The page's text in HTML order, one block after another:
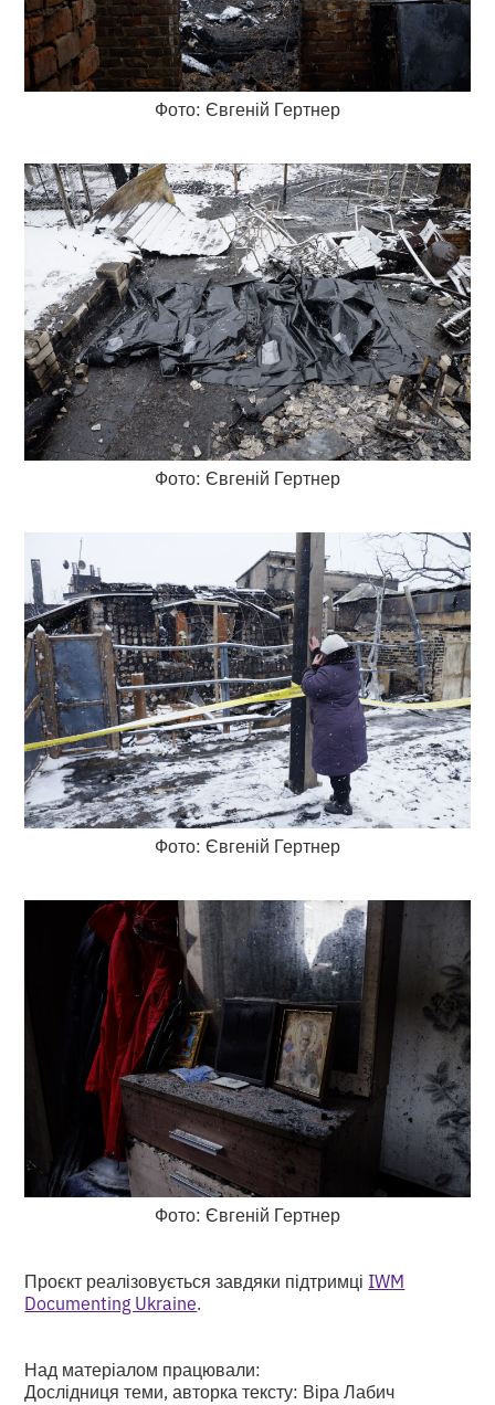
Фото: Євгеній Гертнер
Фото: Євгеній Гертнер
Фото: Євгеній Гертнер
Фото: Євгеній Гертнер
Проєкт реалізовується завдяки підтримці IWM
Documenting Ukraine.
Над матеріалом працювали:
Дослідниця теми, авторка тексту: Віра Лабич